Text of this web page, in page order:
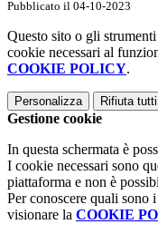
Pubblicato il 04-10-2023
Questo sito o gli
cookie necessari al
COOKIE POLICY.
Personalizza Rifiuta tutti
Gestione cookie
In questa schermata è
I cookie necessari sono
piattaforma e non è
Per conoscere quali sono
visionare la COOKIE